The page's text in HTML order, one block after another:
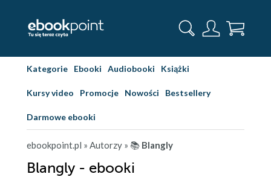
Kategorie Ebooki Audiobooki Książki
Kursy video Promocje Nowości Bestsellery
Darmowe ebooki
ebookpoint.pl » Autorzy » 📚 Blangly
Blangly - ebooki